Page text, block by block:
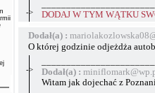
->
DODAJ W TYM WĄTKU
Dodał(a) :
O której godzinie odjeżdża
->
Dodał(a) :
Witam jak dojechać z